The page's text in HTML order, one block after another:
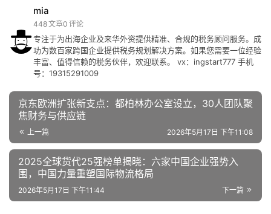
mia
448文章0 评论
专注于为出海企业及来华外资提供精准、合规的税务顾问服务。成
功为数百家跨国企业提供税务规划解决方案。如果您需要一位经验
丰富、值得信赖的税务伙伴，欢迎联系。 vx：ingstart777 手机
号：19315291009
京东欧洲扩张新支点：都柏林办公室设立，30人团队聚
焦财务与供应链
上一篇 2026年5月17日 下午11:08
2025全球货代25强榜单揭晓：六家中国企业强势入
围，中国力量重塑国际物流格局
下一篇
2026年5月17日 下午11:44